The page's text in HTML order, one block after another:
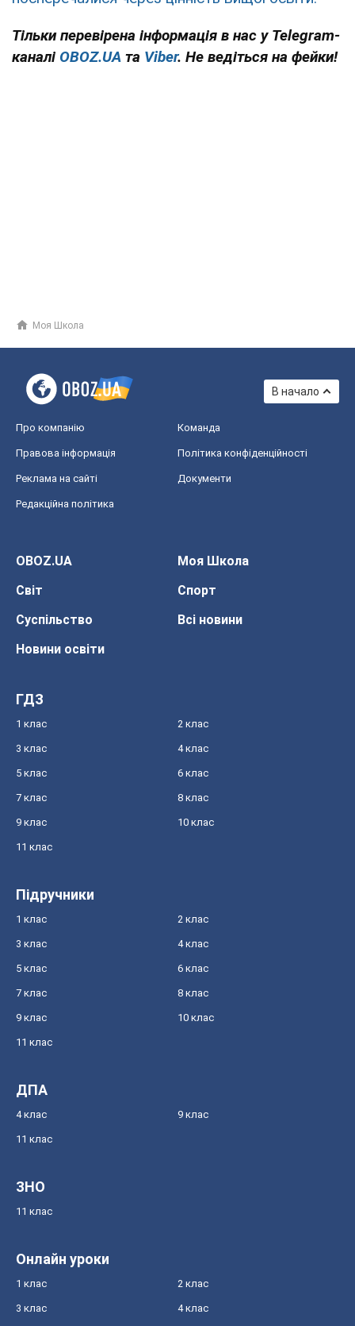
Тільки перевірена інформація в нас у Telegram-
каналі OBOZ.UA та Viber. Не ведіться на фейки!
Моя Школа
В начало
Про компанію Команда
Правова інформація Політика конфіденційності
Реклама на сайті Документи
Редакційна політика
OBOZ.UA
Моя Школа
Світ
Спорт
Суспільство
Всі новини
Новини освіти
ГДЗ
1 клас 2 клас
3 клас 4 клас
5 клас 6 клас
7 клас 8 клас
9 клас 10 клас
11 клас
Підручники
1 клас 2 клас
3 клас 4 клас
5 клас 6 клас
7 клас 8 клас
9 клас 10 клас
11 клас
ДПА
4 клас 9 клас
11 клас
ЗНО
11 клас
Онлайн уроки
1 клас 2 клас
3 клас 4 клас